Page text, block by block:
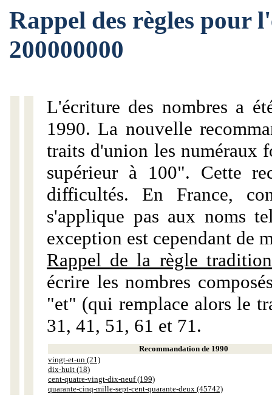
Rappel des règles pour
200000000
L'écriture des nombres a
1990. La nouvelle
traits d'union les numéraux
supérieur à 100". Cette
difficultés. En France,
s'applique pas aux noms
exception est cependant de
Rappel de la règle
écrire les nombres
"et" (qui remplace alors le
31, 41, 51, 61 et 71.
Recommandation de 1990
vingt-et-un (21)
dix-huit (18)
cent-quatre-vingt-dix-neuf (199)
quarante-cinq-mille-sept-cent-quarante-deux (45742)